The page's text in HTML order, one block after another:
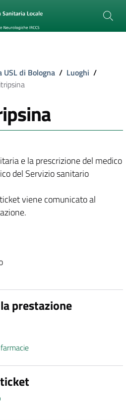
di Bologna / Luoghi /
e la prescrizione del medico
del Servizio sanitario
viene comunicato al
prestazione
farmacie